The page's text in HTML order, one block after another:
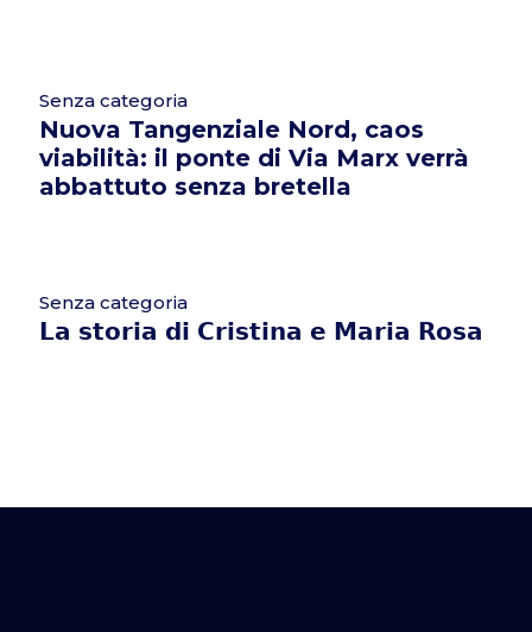
Senza categoria
Nuova Tangenziale Nord, caos
viabilità: il ponte di Via Marx verrà
abbattuto senza bretella
Senza categoria
𝗟𝗮 𝘀𝘁𝗼𝗿𝗶𝗮 𝗱𝗶 𝗖𝗿𝗶𝘀𝘁𝗶𝗻𝗮 𝗲 𝗠𝗮𝗿𝗶𝗮 𝗥𝗼𝘀𝗮